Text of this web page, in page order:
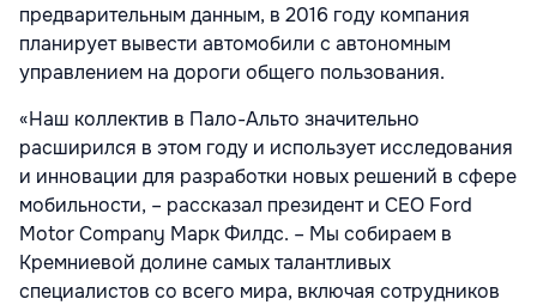
предварительным данным, в 2016 году компания
планирует вывести автомобили с автономным
управлением на дороги общего пользования.
«Наш коллектив в Пало-Альто значительно
расширился в этом году и использует исследования
и инновации для разработки новых решений в сфере
мобильности, – рассказал президент и CEO Ford
Motor Company Марк Филдс. – Мы собираем в
Кремниевой долине самых талантливых
специалистов со всего мира, включая сотрудников